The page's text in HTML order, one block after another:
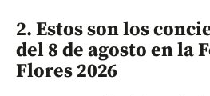
2. Estos son los
del 8 de agosto en la
Flores 2026